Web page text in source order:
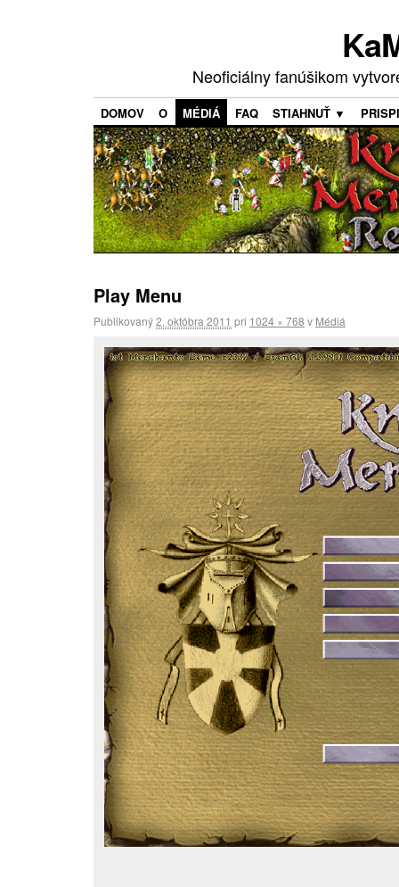
Neoficiálny fanúšikom
DOMOV O MÉDIÁ FAQ STIAHNUŤ ▼
Play Menu
Publikovaný2. októbra 2011 pri 1024 × 768 v Médiá